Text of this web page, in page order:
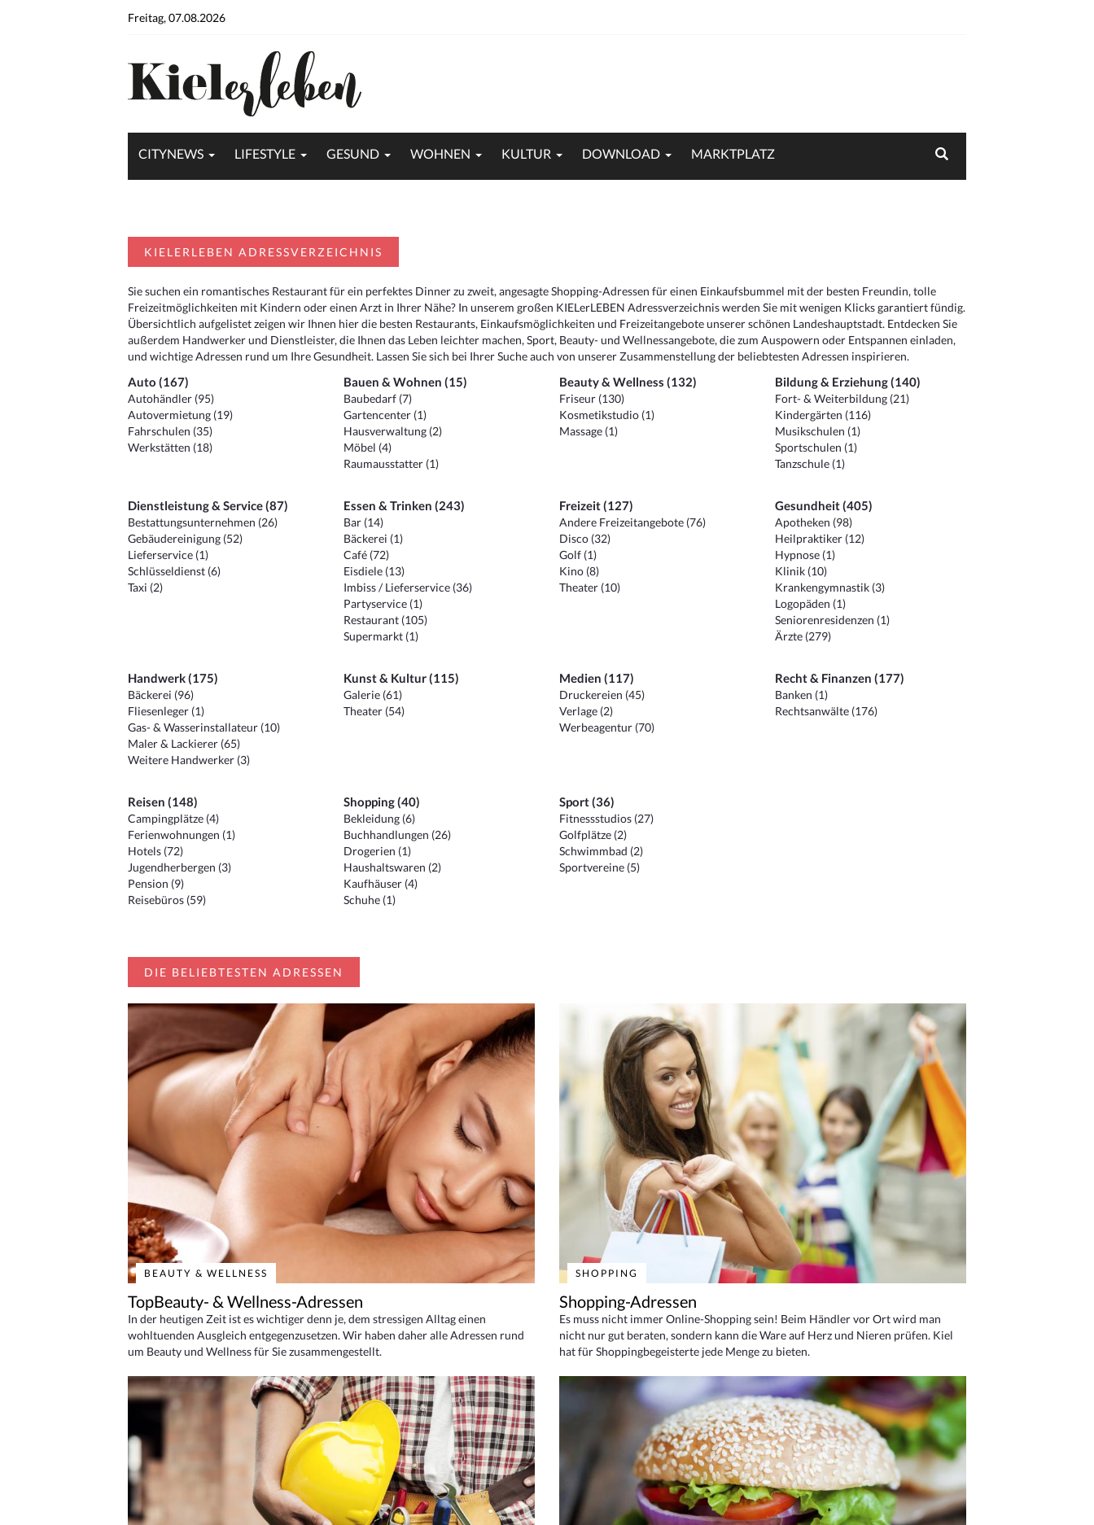
Freitag, 07.08.2026
CITYNEWS LIFESTYLE GESUND WOHNEN KULTUR DOWNLOAD MARKTPLATZ
KIELERLEBEN ADRESSVERZEICHNIS
Sie suchen ein romantisches Restaurant für ein perfektes Dinner zu zweit, angesagte Shopping-Adressen für einen Einkaufsbummel mit der besten Freundin, tolle
Freizeitmöglichkeiten mit Kindern oder einen Arzt in Ihrer Nähe? In unserem großen KIELerLEBEN Adressverzeichnis werden Sie mit wenigen Klicks garantiert fündig.
Übersichtlich aufgelistet zeigen wir Ihnen hier die besten Restaurants, Einkaufsmöglichkeiten und Freizeitangebote unserer schönen Landeshauptstadt. Entdecken Sie
außerdem Handwerker und Dienstleister, die Ihnen das Leben leichter machen, Sport, Beauty- und Wellnessangebote, die zum Auspowern oder Entspannen einladen,
und wichtige Adressen rund um Ihre Gesundheit. Lassen Sie sich bei Ihrer Suche auch von unserer Zusammenstellung der beliebtesten Adressen inspirieren.
Auto (167)
Autohändler (95)
Autovermietung (19)
Fahrschulen (35)
Werkstätten (18)
Bauen & Wohnen (15)
Baubedarf (7)
Gartencenter (1)
Hausverwaltung (2)
Möbel (4)
Raumausstatter (1)
Beauty & Wellness (132)
Friseur (130)
Kosmetikstudio (1)
Massage (1)
Bildung & Erziehung (140)
Fort- & Weiterbildung (21)
Kindergärten (116)
Musikschulen (1)
Sportschulen (1)
Tanzschule (1)
Dienstleistung & Service (87)
Bestattungsunternehmen (26)
Gebäudereinigung (52)
Lieferservice (1)
Schlüsseldienst (6)
Taxi (2)
Essen & Trinken (243)
Bar (14)
Bäckerei (1)
Café (72)
Eisdiele (13)
Imbiss / Lieferservice (36)
Partyservice (1)
Restaurant (105)
Supermarkt (1)
Freizeit (127)
Andere Freizeitangebote (76)
Disco (32)
Golf (1)
Kino (8)
Theater (10)
Gesundheit (405)
Apotheken (98)
Heilpraktiker (12)
Hypnose (1)
Klinik (10)
Krankengymnastik (3)
Logopäden (1)
Seniorenresidenzen (1)
Ärzte (279)
Handwerk (175)
Bäckerei (96)
Fliesenleger (1)
Gas- & Wasserinstallateur (10)
Maler & Lackierer (65)
Weitere Handwerker (3)
Kunst & Kultur (115)
Galerie (61)
Theater (54)
Medien (117)
Druckereien (45)
Verlage (2)
Werbeagentur (70)
Recht & Finanzen (177)
Banken (1)
Rechtsanwälte (176)
Reisen (148)
Campingplätze (4)
Ferienwohnungen (1)
Hotels (72)
Jugendherbergen (3)
Pension (9)
Reisebüros (59)
Shopping (40)
Bekleidung (6)
Buchhandlungen (26)
Drogerien (1)
Haushaltswaren (2)
Kaufhäuser (4)
Schuhe (1)
Sport (36)
Fitnessstudios (27)
Golfplätze (2)
Schwimmbad (2)
Sportvereine (5)
DIE BELIEBTESTEN ADRESSEN
BEAUTY & WELLNESS
TopBeauty- & Wellness-Adressen
In der heutigen Zeit ist es wichtiger denn je, dem stressigen Alltag einen
wohltuenden Ausgleich entgegenzusetzen. Wir haben daher alle Adressen rund
um Beauty und Wellness für Sie zusammengestellt.
SHOPPING
Shopping-Adressen
Es muss nicht immer Online-Shopping sein! Beim Händler vor Ort wird man
nicht nur gut beraten, sondern kann die Ware auf Herz und Nieren prüfen. Kiel
hat für Shoppingbegeisterte jede Menge zu bieten.